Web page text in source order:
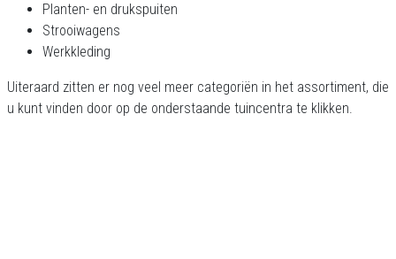
Planten- en drukspuiten
Strooiwagens
Werkkleding
Uiteraard zitten er nog veel meer categoriën in het assortiment, die
u kunt vinden door op de onderstaande tuincentra te klikken.